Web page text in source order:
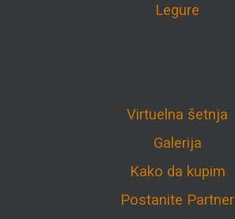
Legure
Virtuelna šetnja
Galerija
Kako da kupim
Postanite Partner